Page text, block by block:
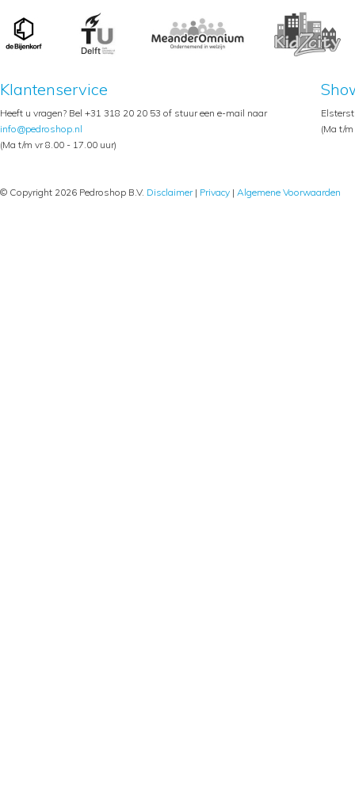
Klantenservice
Heeft u vragen? Bel +31 318 20 20 53 of stuur een e-mail naar
info@pedroshop.nl
(Ma t/m vr 8.00 - 17.00 uur)
(Ma t/
© Copyright 2026 Pedroshop B.V. Disclaimer| Privacy | Algemene Voorwaarden